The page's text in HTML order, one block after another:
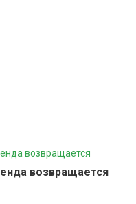
возвращается